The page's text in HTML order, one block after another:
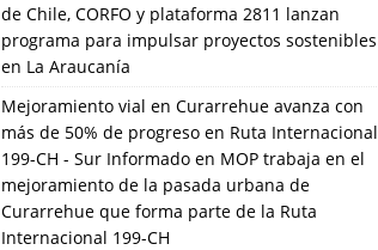
de Chile, CORFO y plataforma 2811 lanzan
programa para impulsar proyectos sostenibles
en La Araucanía
Mejoramiento vial en Curarrehue avanza con
más de 50% de progreso en Ruta Internacional
199-CH - Sur Informadoen MOP trabaja en el
mejoramiento de la pasada urbana de
Curarrehue que forma parte de la Ruta
Internacional 199-CH